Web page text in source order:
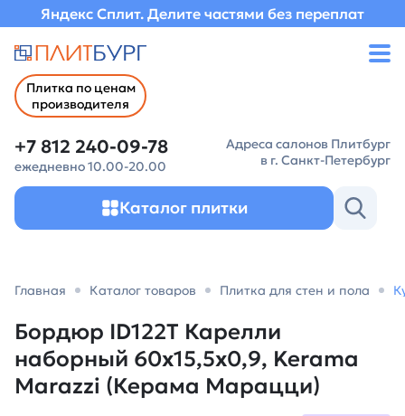
Яндекс Сплит. Делите частями без переплат
Плитка по ценам
производителя
+7 812 240-09-78
ежедневно 10.00-20.00
Адреса салонов Плитбург
в г. Санкт-Петербург
Каталог плитки
Главная Каталог товаров Плитка для стен и пола
Бордюр ID122T Карелли
наборный 60x15,5x0,9, Kerama
Marazzi (Керама Марацци)